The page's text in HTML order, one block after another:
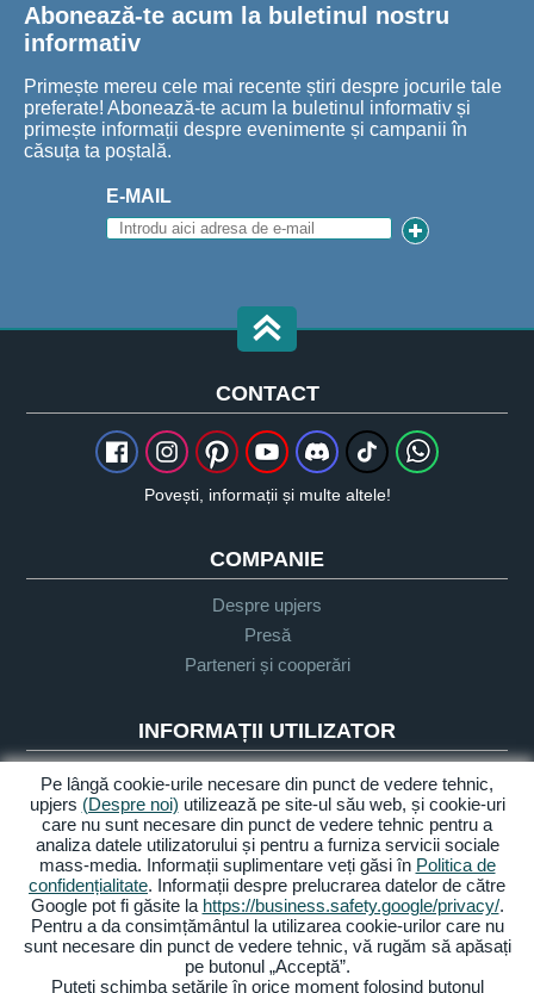
Abonează-te acum la buletinul nostru
informativ
Primește mereu cele mai recente știri despre jocurile tale
preferate! Abonează-te acum la buletinul informativ și
primește informații despre evenimente și campanii în
căsuța ta poștală.
E-MAIL
CONTACT
Povești, informații și multe altele!
COMPANIE
Despre upjers
Presă
Parteneri și cooperări
INFORMAȚII UTILIZATOR
Glosar
Orientare Let's Play
Sprijin
Despre noi
Politica de
confidențialitate
Termeni și
condiții
Accesibilitate
Gestionarea cookie-urilor
Pe lângă cookie-urile necesare din punct de vedere tehnic,
upjers (Despre noi) utilizează pe site-ul său web, și cookie-uri
care nu sunt necesare din punct de vedere tehnic pentru a
analiza datele utilizatorului și pentru a furniza servicii sociale
mass-media. Informații suplimentare veți găsi în Politica de
confidențialitate. Informații despre prelucrarea datelor de către
Google pot fi găsite la https://business.safety.google/privacy/.
Pentru a da consimțământul la utilizarea cookie-urilor care nu
sunt necesare din punct de vedere tehnic, vă rugăm să apăsați
pe butonul „Acceptă”.
Puteți schimba setările în orice moment folosind butonul